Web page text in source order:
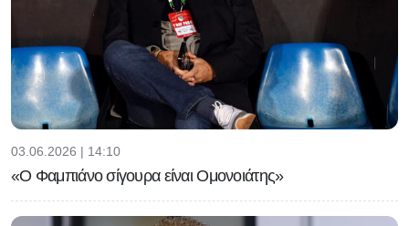
03.06.2026 | 14:10
«Ο Φαμπιάνο σίγουρα είναι Ομονοιάτης»